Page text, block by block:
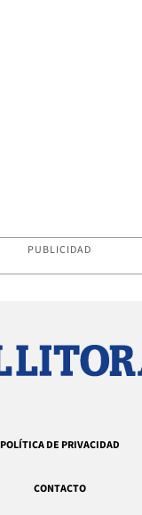
PUBLICIDAD
POLÍTICA DE PRIVACIDAD
CONTACTO